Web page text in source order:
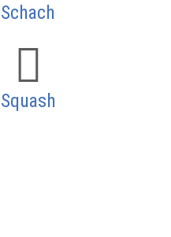
Schach
Squash